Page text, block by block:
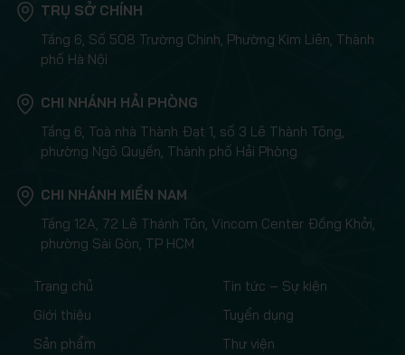
TRỤ SỞ CHÍNH
Tầng 6, Số 508 Trường Chinh, Phường Kim Liên, Thành
phố Hà Nội
CHI NHÁNH HẢI PHÒNG
Tầng 6, Toà nhà Thành Đạt 1, số 3 Lê Thành Tông,
phường Ngô Quyền, Thành phố Hải Phòng
CHI NHÁNH MIỀN NAM
Tầng 12A, 72 Lê Thánh Tôn, Vincom Center Đồng Khởi,
phường Sài Gòn, TP HCM
Trang chủ
Giới thiệu
Sản phẩm
Tin tức – Sự kiện
Tuyển dụng
Thư viện